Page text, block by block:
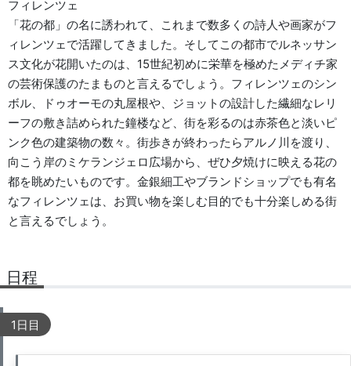
フィレンツェ
「花の都」の名に誘われて、これまで数多くの詩人や画家がフ
ィレンツェで活躍してきました。そしてこの都市でルネッサン
ス文化が花開いたのは、15世紀初めに栄華を極めたメディチ家
の芸術保護のたまものと言えるでしょう。フィレンツェのシン
ボル、ドゥオーモの丸屋根や、ジョットの設計した繊細なレリ
ーフの敷き詰められた鐘楼など、街を彩るのは赤茶色と淡いピ
ンク色の建築物の数々。街歩きが終わったらアルノ川を渡り、
向こう岸のミケランジェロ広場から、ぜひ夕焼けに映える花の
都を眺めたいものです。金銀細工やブランドショップでも有名
なフィレンツェは、お買い物を楽しむ目的でも十分楽しめる街
と言えるでしょう。
日程
1日目